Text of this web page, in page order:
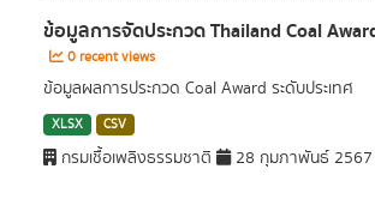
ข้อมูลการจัดประกวด Thailand Coal
0 recent views
ข้อมูลผลการประกวด Coal Award ระดับประเทศ
XLSX CSV
กรมเชื้อเพลิงธรรมชาติ 28 กุมภาพันธ์ 2567